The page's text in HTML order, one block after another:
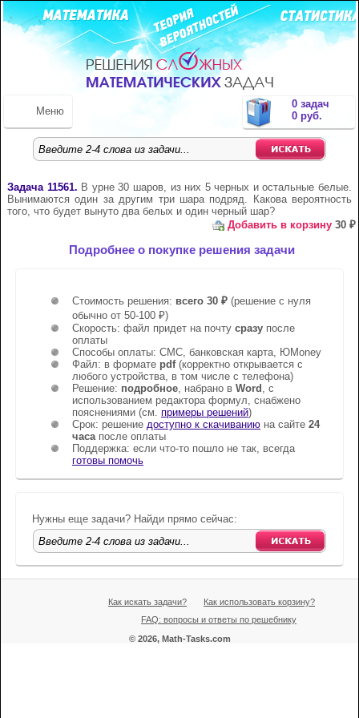
0 задач
0 руб.
Меню
Задача 11561. В урне 30 шаров, из них 5 черных и остальные белые.
Вынимаются один за другим три шара подряд. Какова вероятность
того, что будет вынуто два белых и один черный шар?
Добавить в корзину 30 ₽
Подробнее о покупке решения задачи
Стоимость решения: всего 30 ₽ (решение с нуля
обычно от 50-100 ₽)
Скорость: файл придет на почту сразу после
оплаты
Способы оплаты: СМС, банковская карта, ЮMoney
Файл: в формате pdf(корректно открывается c
любого устройства, в том числе с телефона)
Решение: подробное, набрано в Word , с
использованием редактора формул, снабжено
пояснениями (см. примеры решений)
Срок: решение доступно к скачиванию на сайте 24
часапосле оплаты
Поддержка: если что-то пошло не так, всегда
готовы помочь
Нужны еще задачи? Найди прямо сейчас:
Как искать задачи?
Как использовать корзину?
FAQ: вопросы и ответы по решебнику
© 2026, Math-Tasks.com